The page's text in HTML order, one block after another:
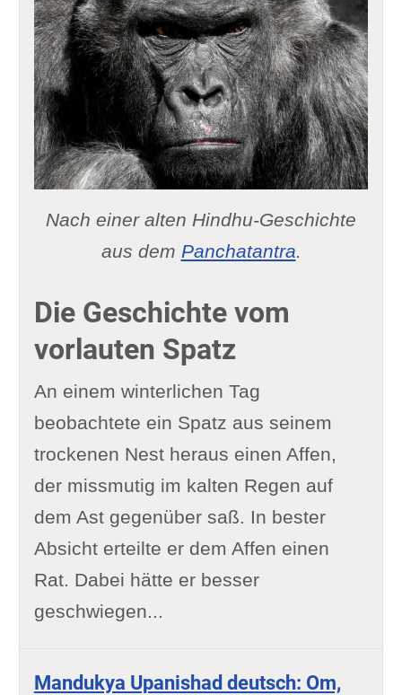
Nach einer alten Hindhu-Geschichte
aus dem Panchatantra.
Die Geschichte vom
vorlauten Spatz
An einem winterlichen Tag
beobachtete ein Spatz aus seinem
trockenen Nest heraus einen Affen,
der missmutig im kalten Regen auf
dem Ast gegenüber saß. In bester
Absicht erteilte er dem Affen einen
Rat. Dabei hätte er besser
geschwiegen...
Mandukya Upanishad deutsch: Om,